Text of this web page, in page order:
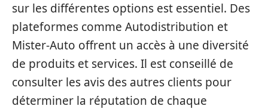
sur les différentes options est essentiel. Des
plateformes comme Autodistribution et
Mister-Auto offrent un accès à une diversité
de produits et services. Il est conseillé de
consulter les avis des autres clients pour
déterminer la réputation de chaque